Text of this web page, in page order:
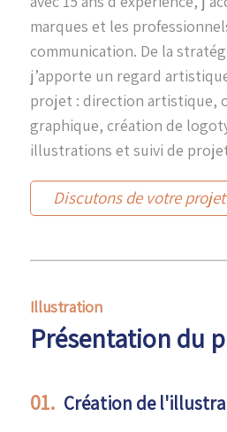
marques et les
communication. De la
j’apporte un regard
projet : direction artistique,
graphique, création de
illustrations et suivi de
Discutons de votre projet
Illustration
Présentation du
01. Création de